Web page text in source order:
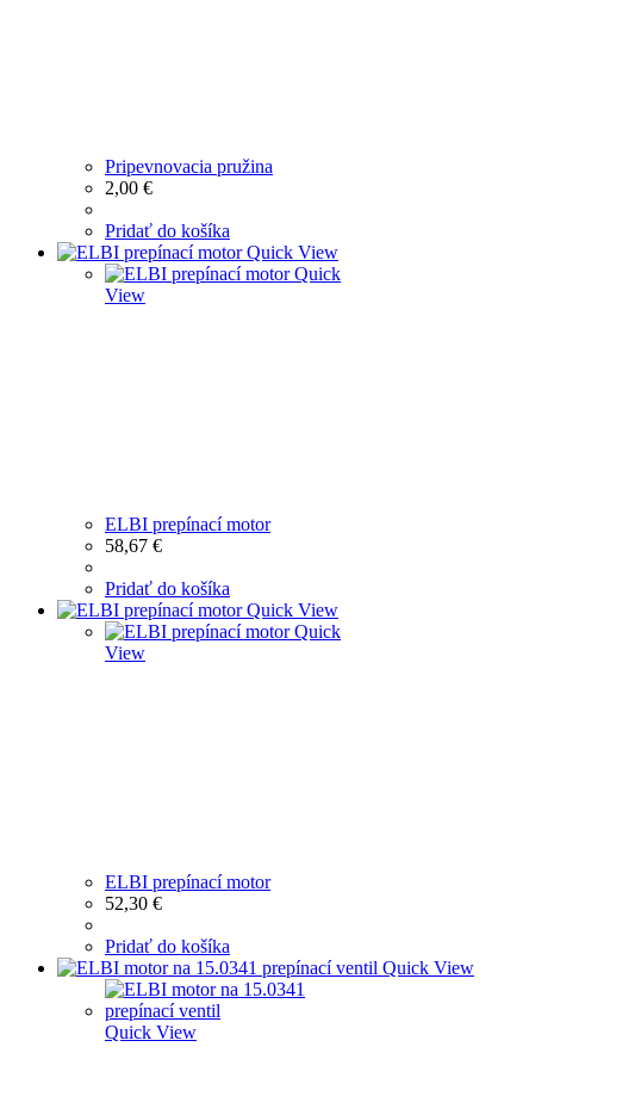
Pripevnovacia pružina
2,00 €
Pridať do košíka
Quick View
Quick
View
ELBI prepínací motor
58,67 €
Pridať do košíka
Quick View
Quick
View
ELBI prepínací motor
52,30 €
Pridať do košíka
Quick View
Quick View